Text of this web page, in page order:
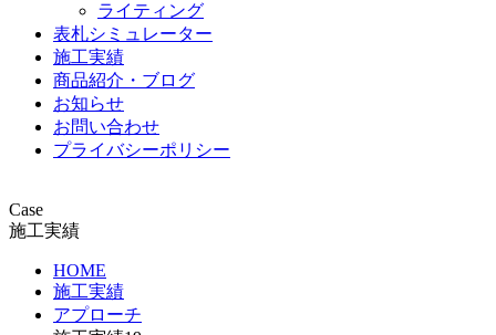
ライティング
表札シミュレーター
施工実績
商品紹介・ブログ
お知らせ
お問い合わせ
プライバシーポリシー
Case
施工実績
HOME
施工実績
アプローチ